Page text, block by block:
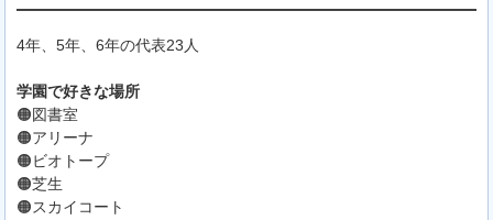
4年、5年、6年の代表23人
学園で好きな場所
🟠図書室
🟠アリーナ
🟠ビオトープ
🟠芝生
🟠スカイコート